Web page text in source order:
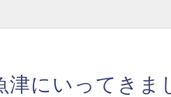
津にいってきま